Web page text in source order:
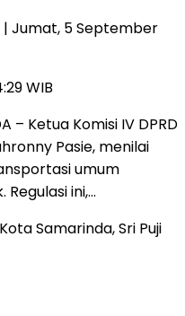
| Jumat, 5 September
WIB
– Ketua Komisi IV DPRD
Pasie, menilai
umum
ini,…